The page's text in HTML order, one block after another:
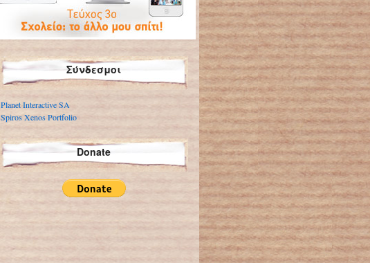
Σύνδεσμοι
Planet Interactive SA
Spiros Xenos Portfolio
Donate